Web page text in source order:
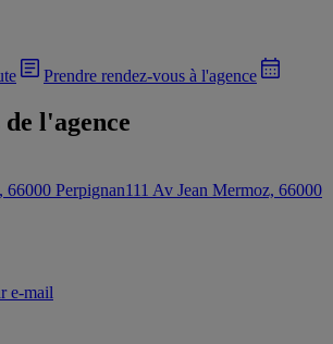
Prendre rendez-vous à l'agence
l'agence
66000 Perpignan111 Av Jean Mermoz, 66000
e-mail